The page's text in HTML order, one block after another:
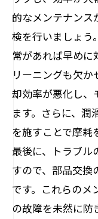
的なメンテナンス
検を行いましょう
常があれば早めに
リーニングも欠
却効率が悪化し、
ます。さらに、潤
を施すことで摩耗
最後に、トラブル
すので、部品交換
です。これらのメ
の故障を未然に防